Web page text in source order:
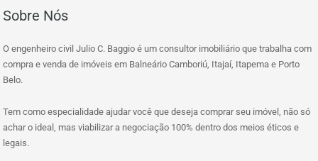
Sobre Nós
O engenheiro civil Julio C. Baggio é um consultor imobiliário que trabalha com
compra e venda de imóveis em Balneário Camboriú, Itajaí, Itapema e Porto
Belo.
Tem como especialidade ajudar você que deseja comprar seu imóvel, não só
achar o ideal, mas viabilizar a negociação 100% dentro dos meios éticos e
legais.